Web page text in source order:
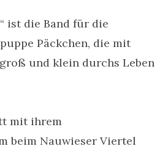
ist die Band für die
Päckchen, die mit
und klein durchs Leben
mit ihrem
beim Nauwieser Viertel